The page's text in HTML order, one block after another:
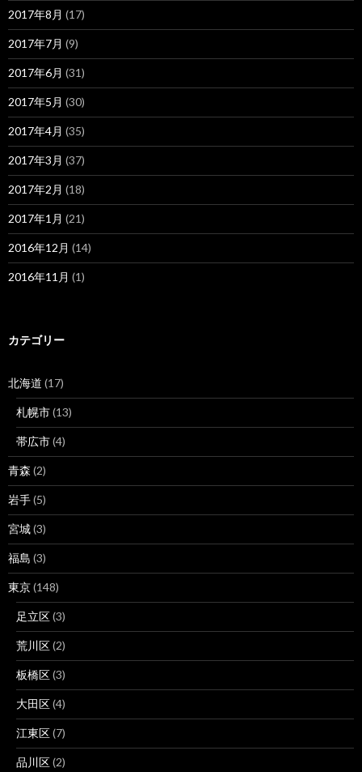
2017年8月 (17)
2017年7月 (9)
2017年6月 (31)
2017年5月 (30)
2017年4月 (35)
2017年3月 (37)
2017年2月 (18)
2017年1月 (21)
2016年12月 (14)
2016年11月 (1)
カテゴリー
北海道 (17)
札幌市(13)
帯広市(4)
青森 (2)
岩手(5)
宮城(3)
福島 (3)
東京(148)
足立区(3)
荒川区(2)
板橋区(3)
大田区(4)
江東区(7)
品川区(2)